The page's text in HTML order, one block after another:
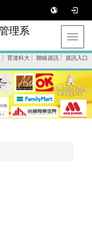
理系
育達科大 聯絡資訊 資訊入口